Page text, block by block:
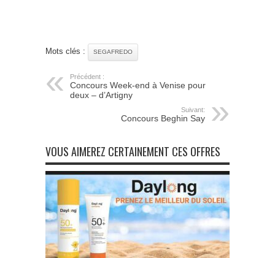
Mots clés : SEGAFREDO
Précédent :
Concours Week-end à Venise pour
deux – d’Artigny
Suivant:
Concours Beghin Say
VOUS AIMEREZ CERTAINEMENT CES OFFRES